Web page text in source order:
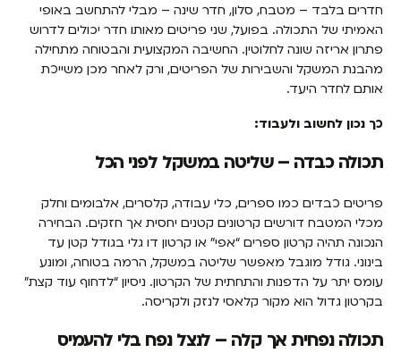
חדרים בלבד – מטבח, סלון, חדר שינה – מבלי להתחשב באופי
האמיתי של התכולה. בפועל, שני פריטים מאותו חדר יכולים לדרוש
פתרון אריזה שונה לחלוטין. החשיבה המקצועית והבטוחה מתחילה
מהבנת המשקל והשבירות של הפריטים, ורק לאחר מכן משייכת
אותם לחדר היעד.
כך נכון לחשוב ולעבוד:
תכולה כבדה – שליטה במשקל לפני הכל
פריטים כבדים כמו ספרים, כלי עבודה, קלסרים, אלבומים וחלק
מכלי המטבח דורשים קרטונים קטנים יחסית אך חזקים. הבחירה
הנכונה תהיה קרטון ספרים “אפי” או קרטון דו גלי בגודל קטן עד
בינוני. גודל מוגבל מאפשר שליטה במשקל, הרמה בטוחה, ומונע
עומס יתר על הדפנות והתחתית של הקרטון. ניסיון “לדחוף עוד קצת”
בקרטון גדול הוא מקור קלאסי לנזק ולקריסה.
תכולה נפחית אך קלה – לנצל נפח בלי להעמיס